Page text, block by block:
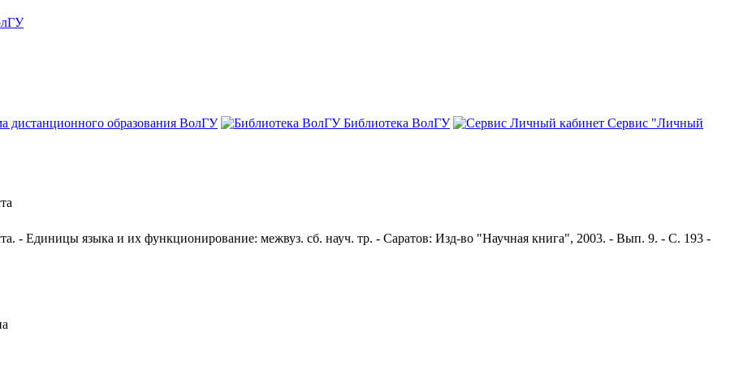
дистанционного образования ВолГУ Библиотека ВолГУ
Сервис "Личный
- Единицы языка и их функционирование: межвуз. сб. науч. тр. - Саратов: Изд-во "Научная книга", 2003. - Вып. 9. - С. 193 -